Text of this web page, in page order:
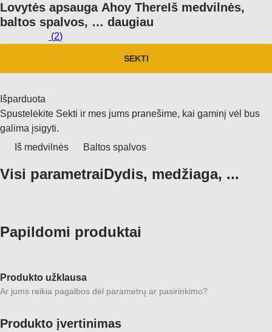
Lovytės apsauga Ahoy ThereIš medvilnės,
baltos spalvos, … daugiau
(2)
SEKTI
Išparduota
Spustelėkite Sekti ir mes jums pranešime, kai gaminį vėl bus
galima įsigyti.
Iš medvilnės
Baltos spalvos
Visi parametraiDydis, medžiaga, ...
Papildomi produktai
Produkto užklausa
Ar jums reikia pagalbos dėl parametrų ar pasirinkimo?
Produkto įvertinimas